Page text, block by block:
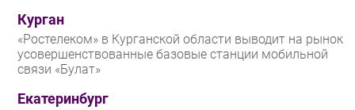
Курган
«Ростелеком» в Курганской области выводит на рынок
усовершенствованные базовые станции мобильной
связи «Булат»
Екатеринбург